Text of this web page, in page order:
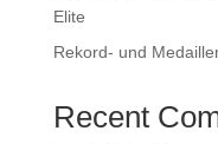
Elite
Rekord- und
Recent